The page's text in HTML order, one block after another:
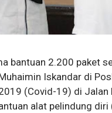
bantuan 2.200 paket
Iskandar di
(Covid-19) di
alat pelindung diri